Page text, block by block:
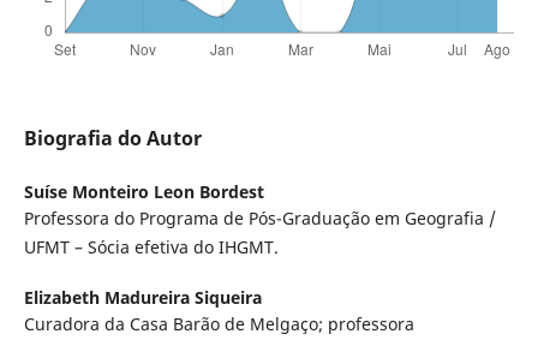
Biografia do Autor
Suíse Monteiro Leon Bordest
Professora do Programa de Pós-Graduação em Geografia /
UFMT – Sócia efetiva do IHGMT.
Elizabeth Madureira Siqueira
Curadora da Casa Barão de Melgaço; professora